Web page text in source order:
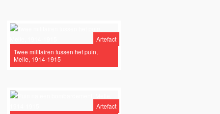
Artefact
Twee militairen tussen het puin,
Melle, 1914-1915
Artefact